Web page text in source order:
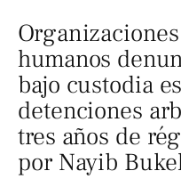
humanos
bajo custodia
detenciones
tres años de
por Nayib